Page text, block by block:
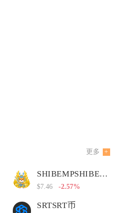
更多
SHIBEMPSHIBEMP币
$7.46 -2.57%
SRTSRT币